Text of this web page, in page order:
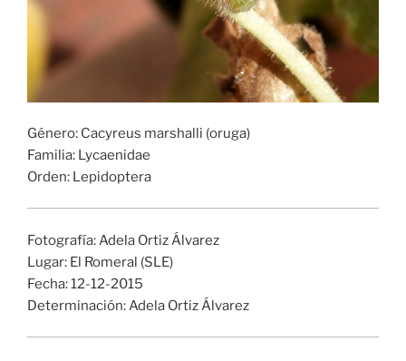
Género: Cacyreus marshalli (oruga)
Familia: Lycaenidae
Orden: Lepidoptera
Fotografía: Adela Ortiz Álvarez
Lugar: El Romeral (SLE)
Fecha: 12-12-2015
Determinación: Adela Ortiz Álvarez